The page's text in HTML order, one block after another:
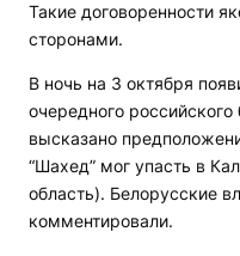
Такие договоренности
сторонами.
В ночь на 3 октября
очередного
высказано
“Шахед” мог упасть в
область). Белорусские
комментировали.